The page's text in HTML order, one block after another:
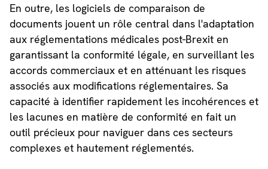
En outre, les logiciels de comparaison de
documents jouent un rôle central dans l'adaptation
aux réglementations médicales post-Brexit en
garantissant la conformité légale, en surveillant les
accords commerciaux et en atténuant les risques
associés aux modifications réglementaires. Sa
capacité à identifier rapidement les incohérences et
les lacunes en matière de conformité en fait un
outil précieux pour naviguer dans ces secteurs
complexes et hautement réglementés.